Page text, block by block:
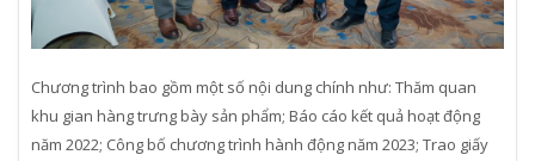
Chương trình bao gồm một số nội dung chính như: Thăm quan
khu gian hàng trưng bày sản phẩm; Báo cáo kết quả hoạt động
năm 2022; Công bố chương trình hành động năm 2023; Trao giấy